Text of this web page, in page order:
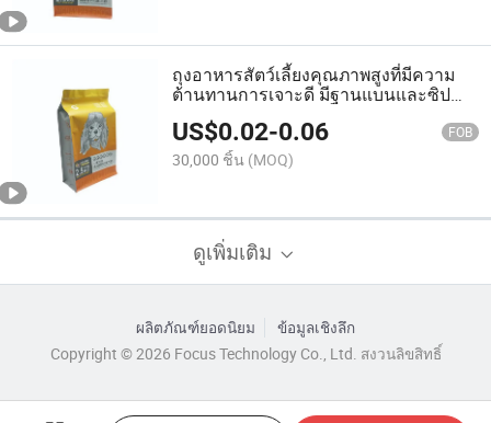
ถุงอาหารสัตว์เลี้ยงคุณภาพสูงที่มีความ
ต้านทานการเจาะดี มีฐานแบนและซิป
สำหรับสุนัข แมว และนก
US$0.02-0.06 FOB
30,000 ชิ้น (MOQ)
ดูเพิ่มเติม
ผลิตภัณฑ์ยอดนิยม
ข้อมูลเชิงลึก
Copyright © 2026 Focus Technology Co., Ltd. สงวนลิขสิทธิ์